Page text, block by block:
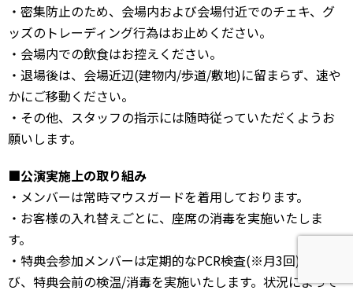
・密集防止のため、会場内および会場付近でのチェキ、グ
ッズのトレーディング行為はお止めください。
・会場内での飲食はお控えください。
・退場後は、会場近辺(建物内/歩道/敷地)に留まらず、速や
かにご移動ください。
・その他、スタッフの指示には随時従っていただくようお
願いします。
■公演実施上の取り組み
・メンバーは常時マウスガードを着用しております。
・お客様の入れ替えごとに、座席の消毒を実施いたしま
す。
・特典会参加メンバーは定期的なPCR検査(※月3回)およ
び、特典会前の検温/消毒を実施いたします。状況によって